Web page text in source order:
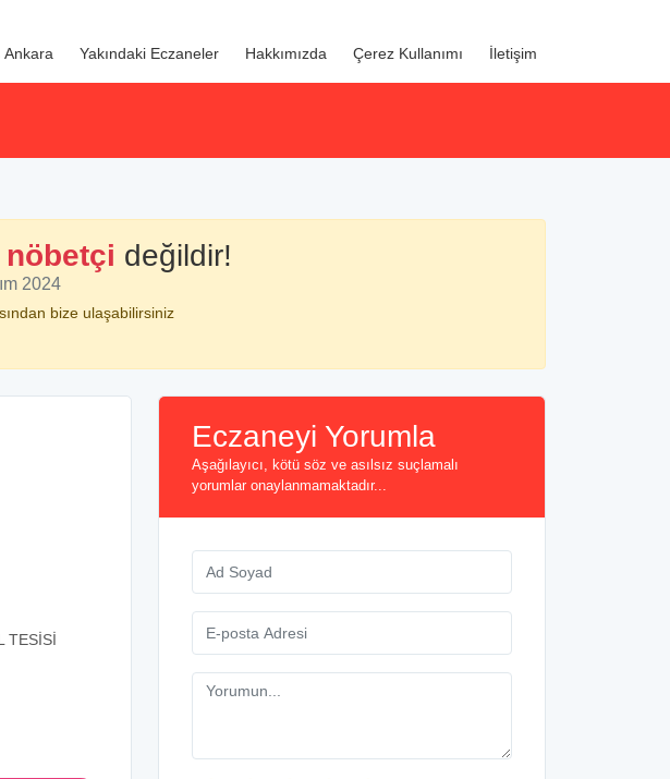
Ankara Yakındaki Eczaneler Hakkımızda Çerez Kullanımı İletişim
nöbetçi değildir!
2024
bize ulaşabilirsiniz
TESİSİ
Eczaneyi Yorumla
Aşağılayıcı, kötü söz ve asılsız suçlamalı
yorumlar onaylanmamaktadır...